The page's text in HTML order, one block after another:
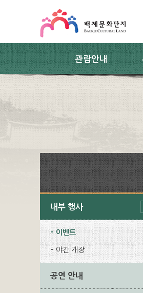
관람안내
내부 행사
이벤트
야간 개장
공연 안내